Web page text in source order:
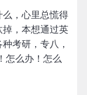
么，心里总慌得
，本想通过英
考研，专八，
怎么办！怎么